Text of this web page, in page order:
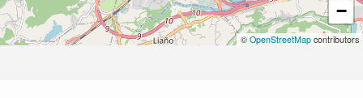
−
© OpenStreetMap contributors